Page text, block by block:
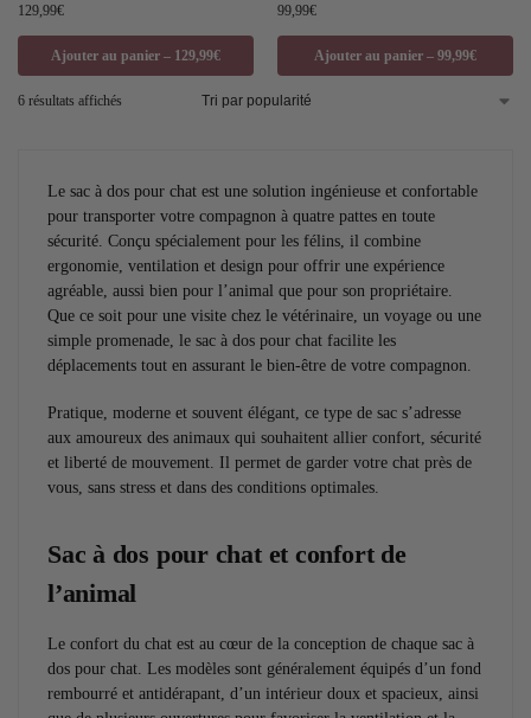
129,99€
Ajouter au panier – 129,99€
99,99€
Ajouter au panier – 99,99€
6 résultats affichés
Le sac à dos pour chat est une solution ingénieuse et confortable
pour transporter votre compagnon à quatre pattes en toute
sécurité. Conçu spécialement pour les félins, il combine
ergonomie, ventilation et design pour offrir une expérience
agréable, aussi bien pour l’animal que pour son propriétaire.
Que ce soit pour une visite chez le vétérinaire, un voyage ou une
simple promenade, le sac à dos pour chat facilite les
déplacements tout en assurant le bien-être de votre compagnon.
Pratique, moderne et souvent élégant, ce type de sac s’adresse
aux amoureux des animaux qui souhaitent allier confort, sécurité
et liberté de mouvement. Il permet de garder votre chat près de
vous, sans stress et dans des conditions optimales.
Sac à dos pour chat et confort de
l’animal
Le confort du chat est au cœur de la conception de chaque sac à
dos pour chat. Les modèles sont généralement équipés d’un fond
rembourré et antidérapant, d’un intérieur doux et spacieux, ainsi